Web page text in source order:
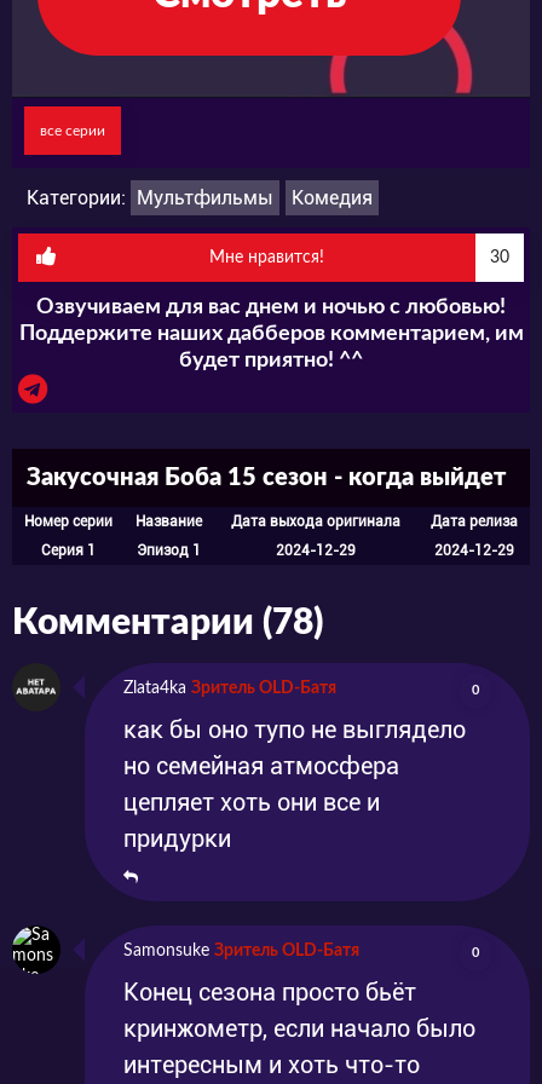
все серии
Категории: Мультфильмы Комедия
Мне нравится! 30
Озвучиваем для вас днем и ночью с любовью!
Поддержите наших дабберов комментарием, им
будет приятно! ^^
Закусочная Боба 15 сезон - когда выйдет
Номер серии Название Дата выхода оригинала
Дата релиза
Серия 1
Эпизод 1 2024-12-29 2024-12-29
Комментарии (78)
Zlata4ka Зритель OLD-Батя 0
как бы оно тупо не выглядело
но семейная атмосфера
цепляет хоть они все и
придурки
Samonsuke Зритель OLD-Батя 0
Конец сезона просто бьёт
кринжометр, если начало было
интересным и хоть что-то